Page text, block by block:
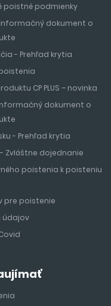
poistné podmienky
dokument o
- Prehľad krytia
CP PLUS – novinka
dokument o
- Prehľad krytia
Zvláštne dojednanie
poistenia k poisteniu
pre poistenie
údajov